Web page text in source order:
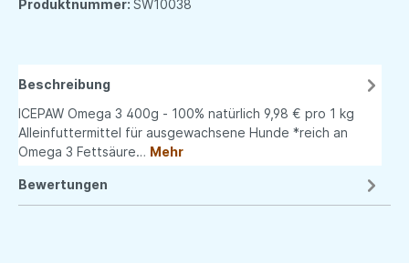
Produktnummer: SW10038
Beschreibung
ICEPAW Omega 3 400g - 100% natürlich 9,98 € pro 1 kg
Alleinfuttermittel für ausgewachsene Hunde *reich an
Omega 3 Fettsäure… Mehr
Bewertungen